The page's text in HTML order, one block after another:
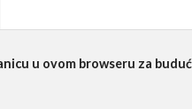
u ovom browseru za